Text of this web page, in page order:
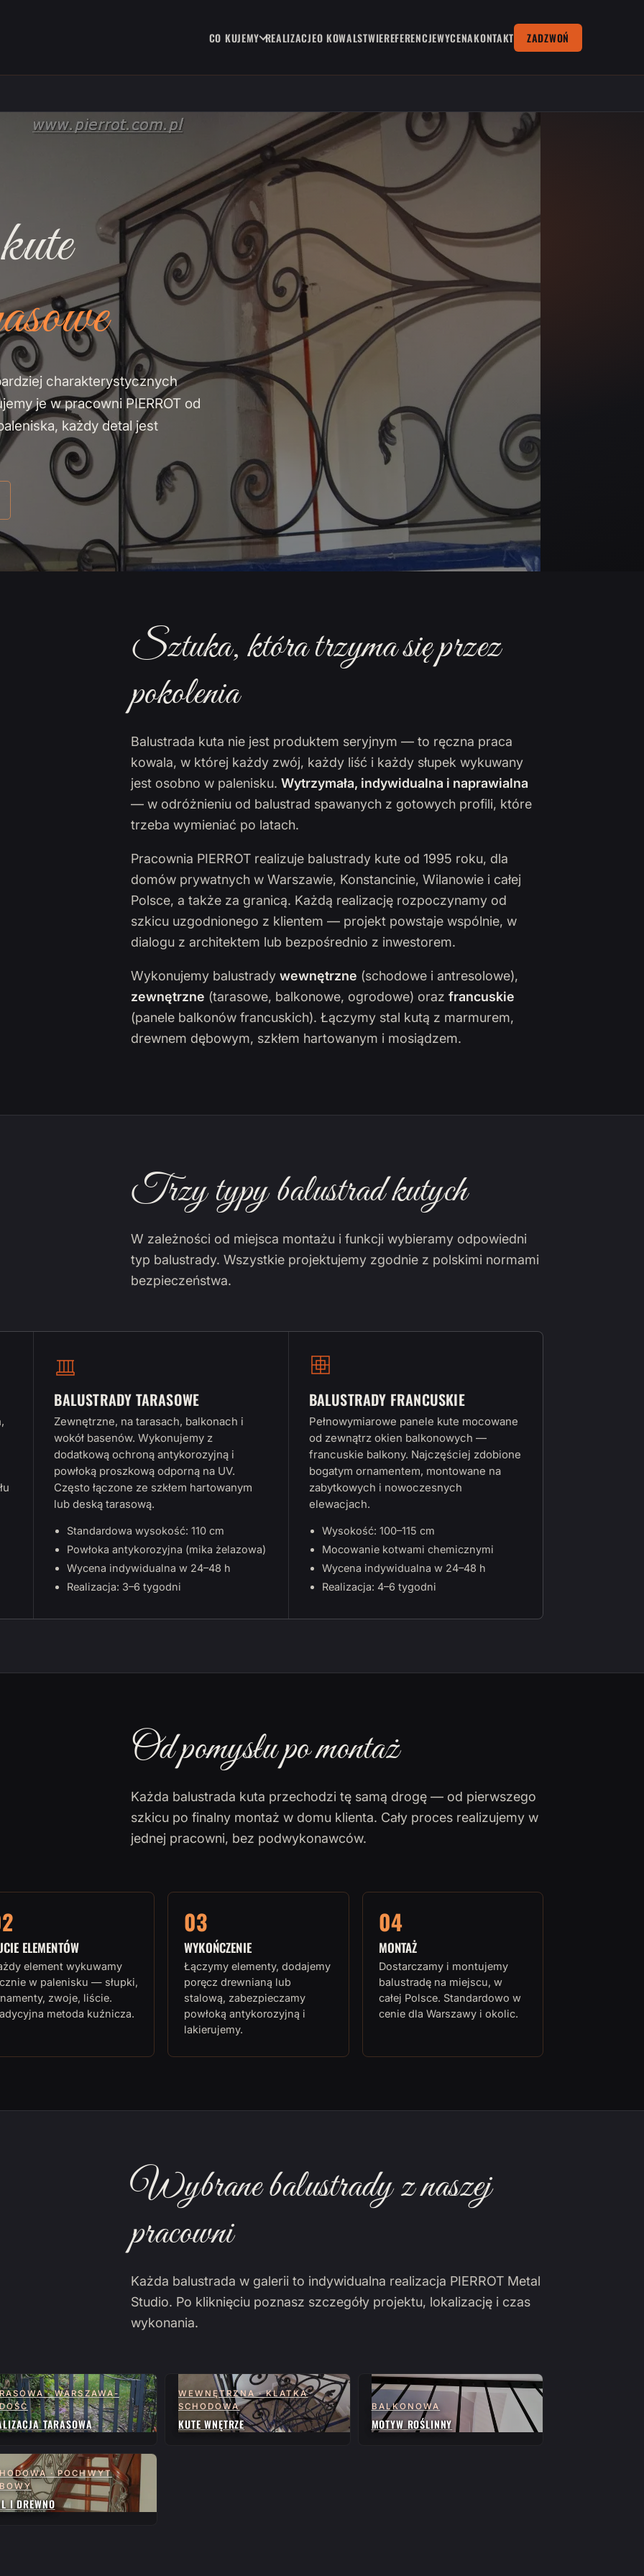
CO KUJEMY REALIZACJEO KOWALSTWIEREFERENCJEWYCENAKONTAKT ZADZWOŃ
charakterystycznych
je w pracowni PIERROT od
każdy detal jest
Sztuka, która trzyma się przez
pokolenia
Balustrada kuta nie jest produktem seryjnym — to ręczna praca
kowala, w której każdy zwój, każdy liść i każdy słupek wykuwany
jest osobno w palenisku. Wytrzymała, indywidualna i naprawialna
— w odróżnieniu od balustrad spawanych z gotowych profili, które
trzeba wymieniać po latach.
Pracownia PIERROT realizuje balustrady kute od 1995 roku, dla
domów prywatnych w Warszawie, Konstancinie, Wilanowie i całej
Polsce, a także za granicą. Każdą realizację rozpoczynamy od
szkicu uzgodnionego z klientem — projekt powstaje wspólnie, w
dialogu z architektem lub bezpośrednio z inwestorem.
Wykonujemy balustrady wewnętrzne (schodowe i antresolowe),
zewnętrzne (tarasowe, balkonowe, ogrodowe) oraz francuskie
(panele balkonów francuskich). Łączymy stal kutą z marmurem,
drewnem dębowym, szkłem hartowanym i mosiądzem.
Trzy typy balustrad kutych
W zależności od miejsca montażu i funkcji wybieramy odpowiedni
typ balustrady. Wszystkie projektujemy zgodnie z polskimi normami
bezpieczeństwa.
BALUSTRADY TARASOWE
Zewnętrzne, na tarasach, balkonach i
wokół basenów. Wykonujemy z
dodatkową ochroną antykorozyjną i
powłoką proszkową odporną na UV.
Często łączone ze szkłem hartowanym
lub deską tarasową.
Standardowa wysokość: 110 cm
Powłoka antykorozyjna (mika żelazowa)
Wycena indywidualna w 24–48 h
Realizacja: 3–6 tygodni
BALUSTRADY FRANCUSKIE
Pełnowymiarowe panele kute mocowane
od zewnątrz okien balkonowych —
francuskie balkony. Najczęściej zdobione
bogatym ornamentem, montowane na
zabytkowych i nowoczesnych
elewacjach.
Wysokość: 100–115 cm
Mocowanie kotwami chemicznymi
Wycena indywidualna w 24–48 h
Realizacja: 4–6 tygodni
Od pomysłu po montaż
Każda balustrada kuta przechodzi tę samą drogę — od pierwszego
szkicu po finalny montaż w domu klienta. Cały proces realizujemy w
jednej pracowni, bez podwykonawców.
ELEMENTÓW
element wykuwamy
w palenisku — słupki,
zwoje, liście.
metoda kuźnicza.
03
WYKOŃCZENIE
Łączymy elementy, dodajemy
poręcz drewnianą lub
stalową, zabezpieczamy
powłoką antykorozyjną i
lakierujemy.
04
MONTAŻ
Dostarczamy i montujemy
balustradę na miejscu, w
całej Polsce. Standardowo w
cenie dla Warszawy i okolic.
Wybrane balustrady z naszej
pracowni
Każda balustrada w galerii to indywidualna realizacja PIERROT Metal
Studio. Po kliknięciu poznasz szczegóły projektu, lokalizację i czas
wykonania.
· WARSZAWA-
TARASOWA
WEWNĘTRZNA · KLATKA
SCHODOWA
KUTE WNĘTRZE
BALKONOWA
MOTYW ROŚLINNY
· POCHWYT
I DREWNO